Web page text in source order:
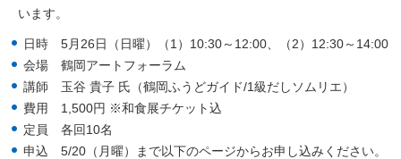
います。
日時 5月26日（日曜）（1）10:30～12:00、（2）12:30～14:00
会場 鶴岡アートフォーラム
講師 玉谷 貴子 氏（鶴岡ふうどガイド/1級だしソムリエ）
費用 1,500円 ※和食展チケット込
定員 各回10名
申込 5/20（月曜）まで以下のページからお申し込みください。